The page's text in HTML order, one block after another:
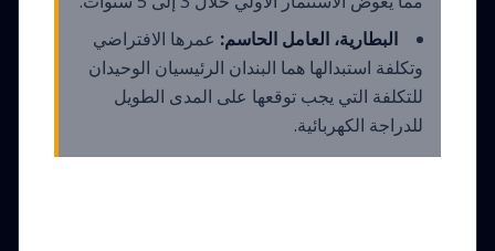
البطارية، العامل الحاسم: عمرها الافتراضي
وتكلفة استبدالها هما البندان الرئيسيان الوحيدان
للتكلفة التي يجب توقعها على المدى الطويل
للدراجة الكهربائية.